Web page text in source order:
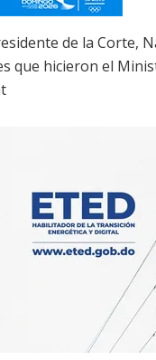
de la Corte,
que hicieron el